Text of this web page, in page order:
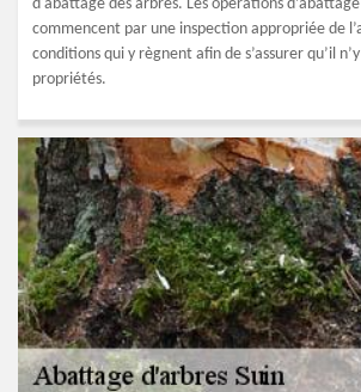
d'abattage des arbres. Les opérations
commencent par une inspection appropriée de
conditions qui y règnent afin de s’assurer qu’il
propriétés.